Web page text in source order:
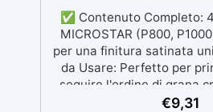
✅ Contenuto Completo:
MICROSTAR (P800,
per una finitura satinata
da Usare: Perfetto per
seguire l'ordine di grana
risultato professionale.
€9,31